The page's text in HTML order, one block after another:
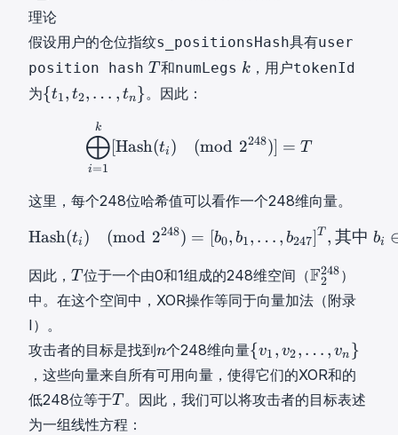
理论
假设用户的仓位指纹s_positionsHash具有user
position hash T
T 和numLegs k
k ，用户tokenId
为{
2
,
…
t
\
{
t
_
{t1, t2, … , tn}。因此：
i=1
⨁
k
[Hash(ti ) (mod 2248)] = T
这里，每个248位哈希值可以看作一个248维向量。
Hash(ti )( m od2248 )=[b 0,b
Hash(ti ) (mod 2248) = [b0, b1, … , b247]T , 其中 bi
因此， T
T
T 位于一个由0和1组成的248维空间（F
2
2
8
\
m
F2
248 ）
中。在这个空间中，XOR操作等同于向量加法（附录
I）。
攻击者的目标是找到n
n
n个248维向量{
v
1
,
{v1 , v2, … , vn }
，这些向量来自所有可用向量，使得它们的XOR和的
低248位等于T
T
T 。因此，我们可以将攻击者的目标表述
为一组线性方程：